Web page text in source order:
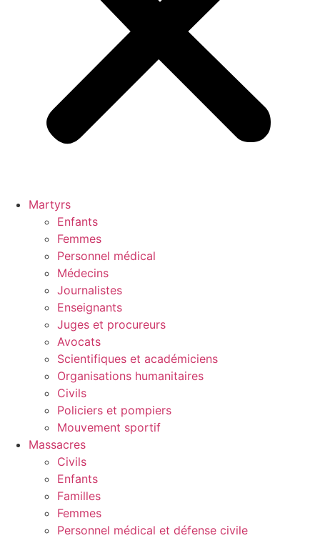
Martyrs
Enfants
Femmes
Personnel médical
Médecins
Journalistes
Enseignants
Juges et procureurs
Avocats
Scientifiques et académiciens
Organisations humanitaires
Civils
Policiers et pompiers
Mouvement sportif
Massacres
Civils
Enfants
Familles
Femmes
Personnel médical et défense civile